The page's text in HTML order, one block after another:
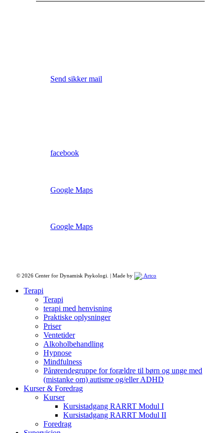
Send sikker mail
facebook
Google Maps
Google Maps
© 2026 Center for Dynamisk Psykologi. | Made by Artco
Close
Terapi
Terapi
terapi med henvisning
Praktiske oplysninger
Priser
Ventetider
Alkoholbehandling
Hypnose
Mindfulness
Pårørendegruppe for forældre til børn og unge med
(mistanke om) autisme og/eller ADHD
Kurser & Foredrag
Kurser
Kursistadgang RARRT Modul I
Kursistadgang RARRT Modul II
Foredrag